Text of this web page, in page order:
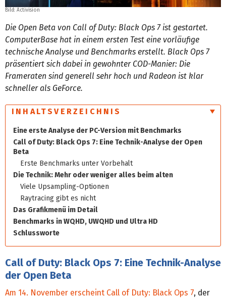
Bild: Activision
Die Open Beta von Call of Duty: Black Ops 7 ist gestartet.
ComputerBase hat in einem ersten Test eine vorläufige
technische Analyse und Benchmarks erstellt. Black Ops 7
präsentiert sich dabei in gewohnter COD-Manier: Die
Frameraten sind generell sehr hoch und Radeon ist klar
schneller als GeForce.
INHALTSVERZEICHNIS
Eine erste Analyse der PC-Version mit Benchmarks
Call of Duty: Black Ops 7: Eine Technik-Analyse der Open
Beta
Erste Benchmarks unter Vorbehalt
Die Technik: Mehr oder weniger alles beim alten
Viele Upsampling-Optionen
Raytracing gibt es nicht
Das Grafikmenü im Detail
Benchmarks in WQHD, UWQHD und Ultra HD
Schlussworte
Call of Duty: Black Ops 7: Eine Technik-Analyse
der Open Beta
Am 14. November erscheint Call of Duty: Black Ops 7, der